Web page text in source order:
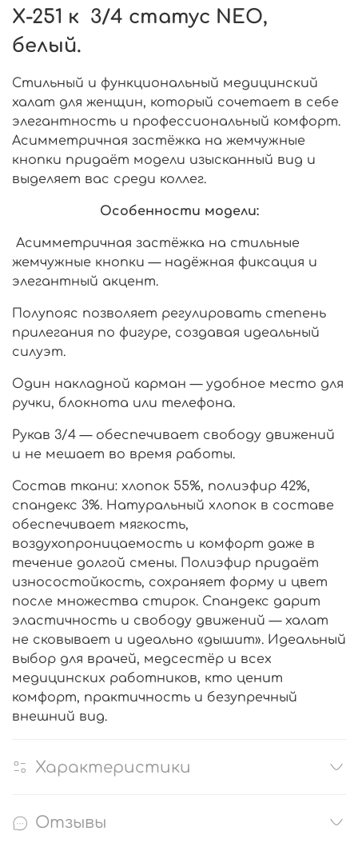
Х-251 к 3/4 статус NEO,
белый.
Стильный и функциональный медицинский
халат для женщин, который сочетает в себе
элегантность и профессиональный комфорт.
Асимметричная застёжка на жемчужные
кнопки придаёт модели изысканный вид и
выделяет вас среди коллег.
Особенности модели:
Асимметричная застёжка на стильные
жемчужные кнопки — надёжная фиксация и
элегантный акцент.
Полупояс позволяет регулировать степень
прилегания по фигуре, создавая идеальный
силуэт.
Один накладной карман — удобное место для
ручки, блокнота или телефона.
Рукав 3/4 — обеспечивает свободу движений
и не мешает во время работы.
Состав ткани: хлопок 55%, полиэфир 42%,
спандекс 3%. Натуральный хлопок в составе
обеспечивает мягкость,
воздухопроницаемость и комфорт даже в
течение долгой смены. Полиэфир придаёт
износостойкость, сохраняет форму и цвет
после множества стирок. Спандекс дарит
эластичность и свободу движений — халат
не сковывает и идеально «дышит». Идеальный
выбор для врачей, медсестёр и всех
медицинских работников, кто ценит
комфорт, практичность и безупречный
внешний вид.
Характеристики
Отзывы